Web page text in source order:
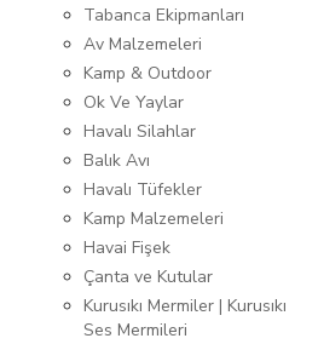
Tabanca Ekipmanları
Av Malzemeleri
Kamp & Outdoor
Ok Ve Yaylar
Havalı Silahlar
Balık Avı
Havalı Tüfekler
Kamp Malzemeleri
Havai Fişek
Çanta ve Kutular
Kurusıkı Mermiler | Kurusıkı
Ses Mermileri